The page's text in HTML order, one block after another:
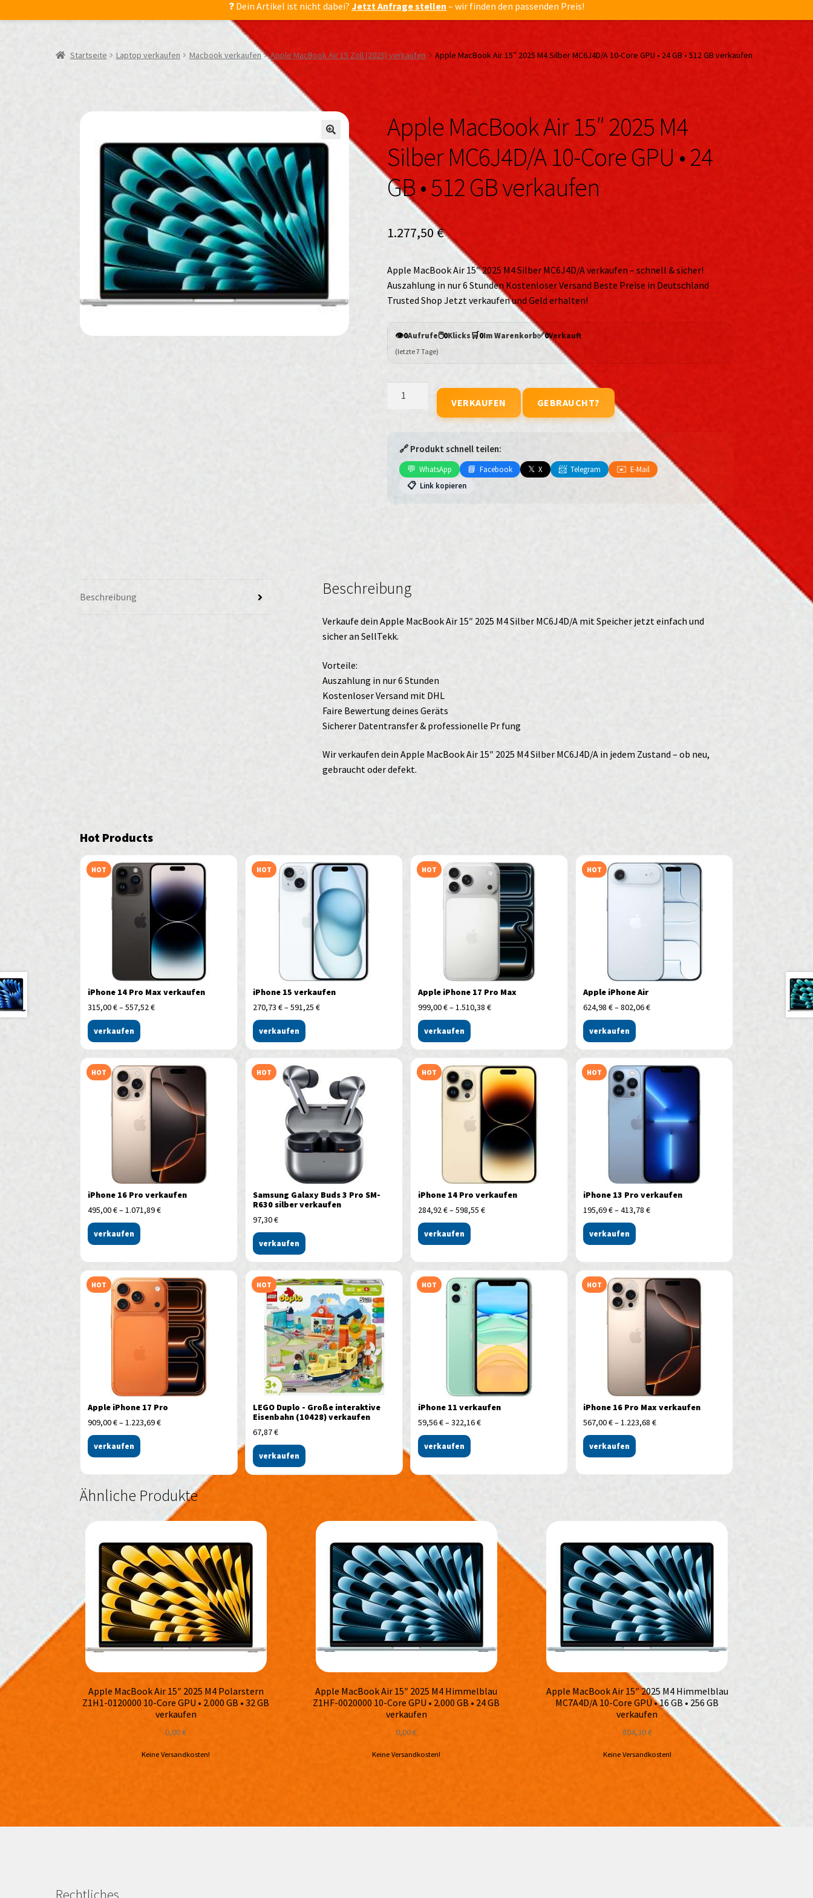
❓ Dein Artikel ist nicht dabei? Jetzt Anfrage stellen – wir finden den passenden Preis!
Startseite Laptop verkaufen Macbook verkaufen Apple MacBook Air 15 Zoll (2025) verkaufen Apple MacBook Air 15″ 2025 M4 Silber MC6J4D/A 10-Core GPU • 24 GB • 512 GB verkaufen
🔍
🔍
Apple MacBook Air 15″ 2025 M4
Silber MC6J4D/A 10-Core GPU • 24
GB • 512 GB verkaufen
1.277,50€
Apple MacBook Air 15″ 2025 M4 Silber MC6J4D/A verkaufen – schnell & sicher!
Auszahlung in nur 6 Stunden Kostenloser Versand Beste Preise in Deutschland
Trusted Shop Jetzt verkaufen und Geld erhalten!
👁️0Aufrufe🖱️0Klicks🛒0Im Warenkorb✅0Verkauft
(letzte 7 Tage)
2025
Silber
GB
512
GB
VERKAUFEN GEBRAUCHT?
🔗 Produkt schnell teilen:
💬 WhatsApp 📘 Facebook 𝕏 X 📨 Telegram ✉️ E-Mail
📋 Link kopieren
Beschreibung Beschreibung
Verkaufe dein Apple MacBook Air 15″ 2025 M4 Silber MC6J4D/A mit Speicher jetzt einfach und
sicher an SellTekk.
Vorteile:
Auszahlung in nur 6 Stunden
Kostenloser Versand mit DHL
Faire Bewertung deines Geräts
Sicherer Datentransfer & professionelle Pr fung
Wir verkaufen dein Apple MacBook Air 15″ 2025 M4 Silber MC6J4D/A in jedem Zustand – ob neu,
gebraucht oder defekt.
Hot Products
HOT
iPhone 14 Pro Max verkaufen
315,00€–557,52€
verkaufen
HOT
iPhone 15 verkaufen
270,73 €–591,25 €
verkaufen
HOT
Apple iPhone 17 Pro Max
999,00€–1.510,38 €
verkaufen
HOT
Apple iPhone Air
624,98 €–802,06€
verkaufen
HOT
iPhone 16 Pro verkaufen
495,00€–1.071,89€
verkaufen
HOT
Samsung Galaxy Buds 3 Pro SM-
R630 silber verkaufen
97,30€
verkaufen
HOT
iPhone 14 Pro verkaufen
284,92€–598,55 €
verkaufen
HOT
iPhone 13 Pro verkaufen
195,69€–413,78 €
verkaufen
HOT
Apple iPhone 17 Pro
909,00€–1.223,69€
verkaufen
HOT
LEGO Duplo - Große interaktive
Eisenbahn (10428) verkaufen
67,87€
verkaufen
HOT
iPhone 11 verkaufen
59,56€–322,16€
verkaufen
HOT
iPhone 16 Pro Max verkaufen
567,00€–1.223,68 €
verkaufen
Ähnliche Produkte
Apple MacBook Air 15″ 2025 M4 Polarstern
Z1H1-0120000 10-Core GPU • 2.000 GB • 32 GB
verkaufen
0,00€
Keine Versandkosten!
Apple MacBook Air 15″ 2025 M4 Himmelblau
Z1HF-0020000 10-Core GPU • 2.000 GB • 24 GB
verkaufen
0,00€
Keine Versandkosten!
Apple MacBook Air 15″ 2025 M4 Himmelblau
MC7A4D/A 10-Core GPU • 16 GB • 256 GB
verkaufen
804,30€
Keine Versandkosten!
Rechtliches